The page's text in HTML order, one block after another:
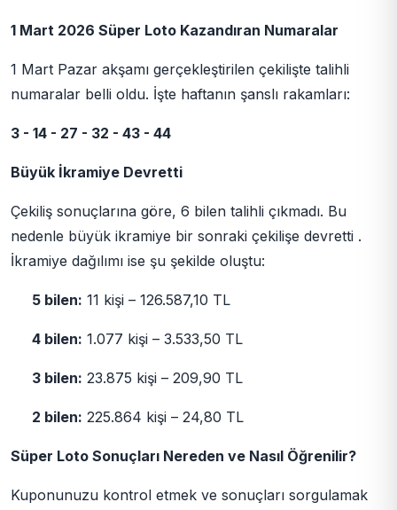
1 Mart 2026 Süper Loto Kazandıran Numaralar
1 Mart Pazar akşamı gerçekleştirilen çekilişte talihli
numaralar belli oldu. İşte haftanın şanslı rakamları:
3 - 14 - 27 - 32 - 43 - 44
Büyük İkramiye Devretti
Çekiliş sonuçlarına göre, 6 bilen talihli çıkmadı. Bu
nedenle büyük ikramiye bir sonraki çekilişe devretti .
İkramiye dağılımı ise şu şekilde oluştu:
5 bilen: 11 kişi – 126.587,10 TL
4 bilen: 1.077 kişi – 3.533,50 TL
3 bilen: 23.875 kişi – 209,90 TL
2 bilen: 225.864 kişi – 24,80 TL
Süper Loto Sonuçları Nereden ve Nasıl Öğrenilir?
Kuponunuzu kontrol etmek ve sonuçları sorgulamak